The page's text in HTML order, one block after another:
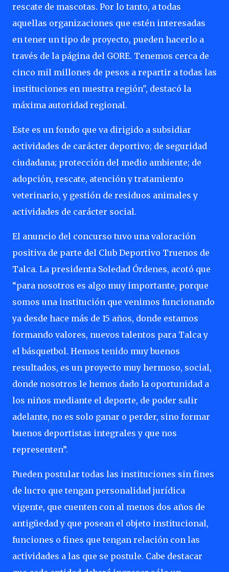
rescate de mascotas. Por lo tanto, a todas
aquellas organizaciones que estén interesadas
en tener un tipo de proyecto, pueden hacerlo a
través de la página del GORE. Tenemos cerca de
cinco mil millones de pesos a repartir a todas las
instituciones en nuestra región", destacó la
máxima autoridad regional.
Este es un fondo que va dirigido a subsidiar
actividades de carácter deportivo; de seguridad
ciudadana; protección del medio ambiente; de
adopción, rescate, atención y tratamiento
veterinario, y gestión de residuos animales y
actividades de carácter social.
El anuncio del concurso tuvo una valoración
positiva de parte del Club Deportivo Truenos de
Talca. La presidenta Soledad Órdenes, acotó que
“para nosotros es algo muy importante, porque
somos una institución que venimos funcionando
ya desde hace más de 15 años, donde estamos
formando valores, nuevos talentos para Talca y
el básquetbol. Hemos tenido muy buenos
resultados, es un proyecto muy hermoso, social,
donde nosotros le hemos dado la oportunidad a
los niños mediante el deporte, de poder salir
adelante, no es solo ganar o perder, sino formar
buenos deportistas integrales y que nos
representen”.
Pueden postular todas las instituciones sin fines
de lucro que tengan personalidad jurídica
vigente, que cuenten con al menos dos años de
antigüedad y que posean el objeto institucional,
funciones o fines que tengan relación con las
actividades a las que se postule. Cabe destacar